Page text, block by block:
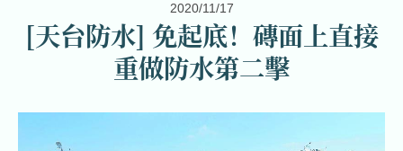
2020/11/17
[天台防水] 免起底！磚面上直接
重做防水第二擊